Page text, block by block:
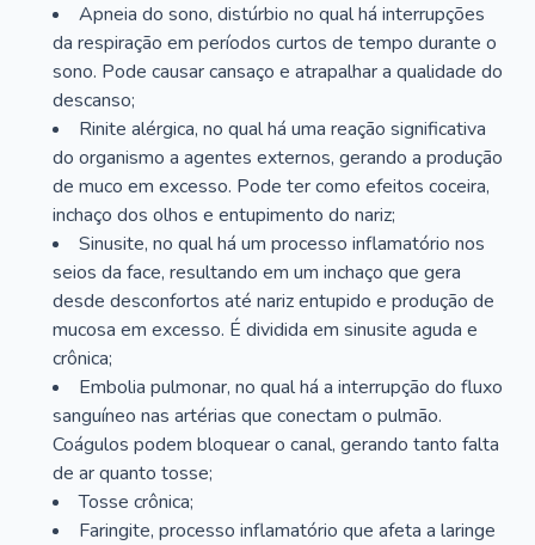
Apneia do sono, distúrbio no qual há interrupções
da respiração em períodos curtos de tempo durante o
sono. Pode causar cansaço e atrapalhar a qualidade do
descanso;
Rinite alérgica, no qual há uma reação significativa
do organismo a agentes externos, gerando a produção
de muco em excesso. Pode ter como efeitos coceira,
inchaço dos olhos e entupimento do nariz;
Sinusite, no qual há um processo inflamatório nos
seios da face, resultando em um inchaço que gera
desde desconfortos até nariz entupido e produção de
mucosa em excesso. É dividida em sinusite aguda e
crônica;
Embolia pulmonar, no qual há a interrupção do fluxo
sanguíneo nas artérias que conectam o pulmão.
Coágulos podem bloquear o canal, gerando tanto falta
de ar quanto tosse;
Tosse crônica;
Faringite, processo inflamatório que afeta a laringe